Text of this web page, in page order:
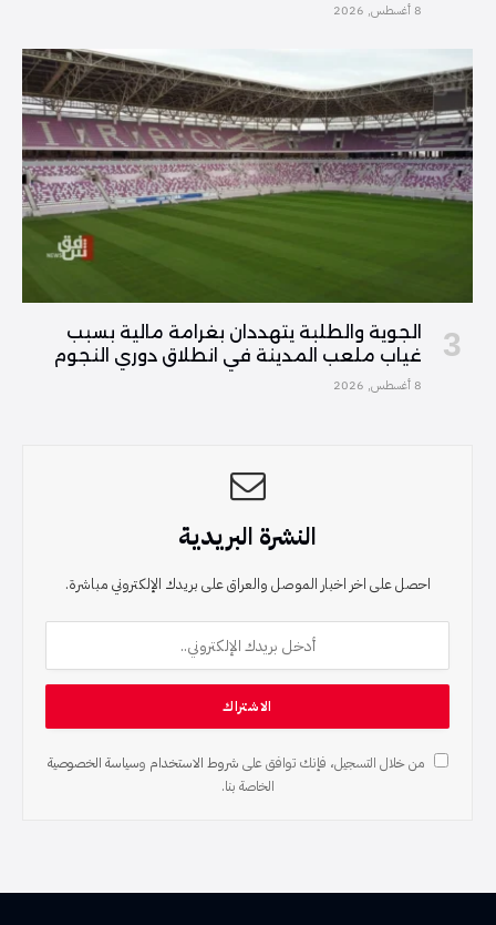
8 أغسطس, 2026
الجوية والطلبة يتهددان بغرامة مالية بسبب
غياب ملعب المدينة في انطلاق دوري النجوم
8 أغسطس, 2026
النشرة البريدية
احصل على اخر اخبار الموصل والعراق على بريدك الإلكتروني مباشرة.
من خلال التسجيل، فإنك توافق على شروط الاستخدام وسياسة الخصوصية
الخاصة بنا.